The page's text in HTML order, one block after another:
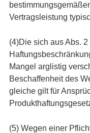
Vertragsleistung
(4)Die sich aus Abs.
Mangel arglistig
Beschaffenheit des
gleiche gilt für
(5) Wegen einer